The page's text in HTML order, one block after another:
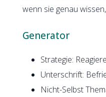
wenn sie genau
Generator
Strategie:
Unterschrift:
Nicht-Selbst